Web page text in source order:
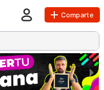
Comparte